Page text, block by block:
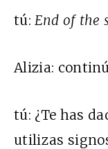
tú: End of the
Alizia:
tú: ¿Te has
utilizas